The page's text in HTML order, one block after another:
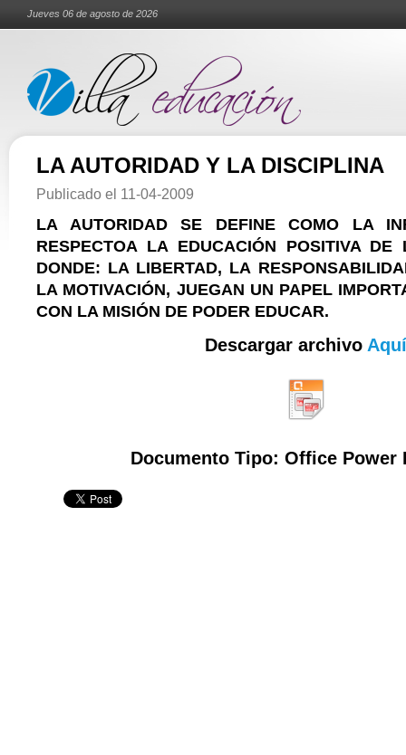
Jueves 06 de agosto de 2026
LA AUTORIDAD Y LA DISCIPLINA
Publicado el 11-04-2009
LA AUTORIDAD SE DEFINE COMO LA
RESPECTOA LA EDUCACIÓN POSITIVA DE
DONDE: LA LIBERTAD, LA
LA MOTIVACIÓN, JUEGAN UN PAPEL
CON LA MISIÓN DE PODER EDUCAR.
Descargar archivo Aquí
Documento Tipo: Office Power